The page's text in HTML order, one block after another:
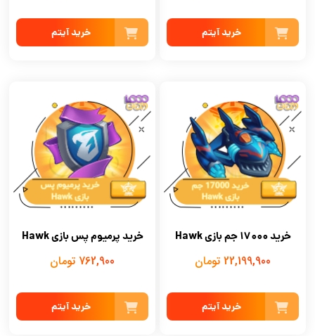
خرید آیتم خرید آیتم
خرید 17000 جم بازی Hawk
22,199,900 تومان
خرید آیتم
خرید پرمیوم پس بازی Hawk
762,900 تومان
خرید آیتم